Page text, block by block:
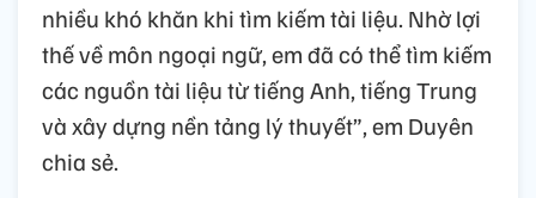
nhiều khó khăn khi tìm kiếm tài liệu. Nhờ lợi
thế về môn ngoại ngữ, em đã có thể tìm kiếm
các nguồn tài liệu từ tiếng Anh, tiếng Trung
và xây dựng nền tảng lý thuyết”, em Duyên
chia sẻ.